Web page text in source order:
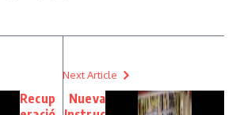
Recup
Next Article
Nueva